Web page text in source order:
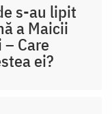
s-au lipit
a Maicii
Care
ei?